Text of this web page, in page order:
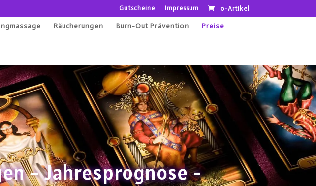
Gutscheine Impressum 0-Artikel
Räucherungen Burn-Out Prävention Preise
- Jahresprognose -